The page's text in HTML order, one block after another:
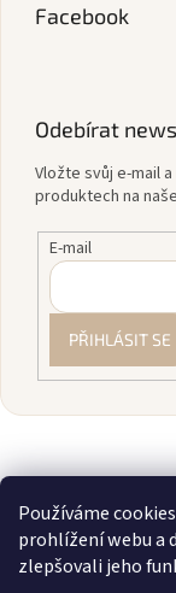
Používáme
prohlížení webu a
zlepšovali jeho
Facebook
Odebírat
Vložte svůj e-mail
produktech na
E-mail
PŘIHLÁSIT SE